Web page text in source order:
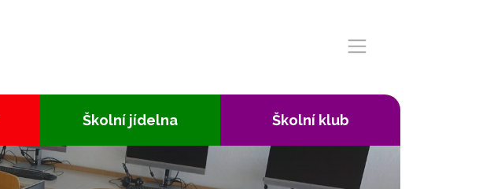
Školní jídelna Školní klub